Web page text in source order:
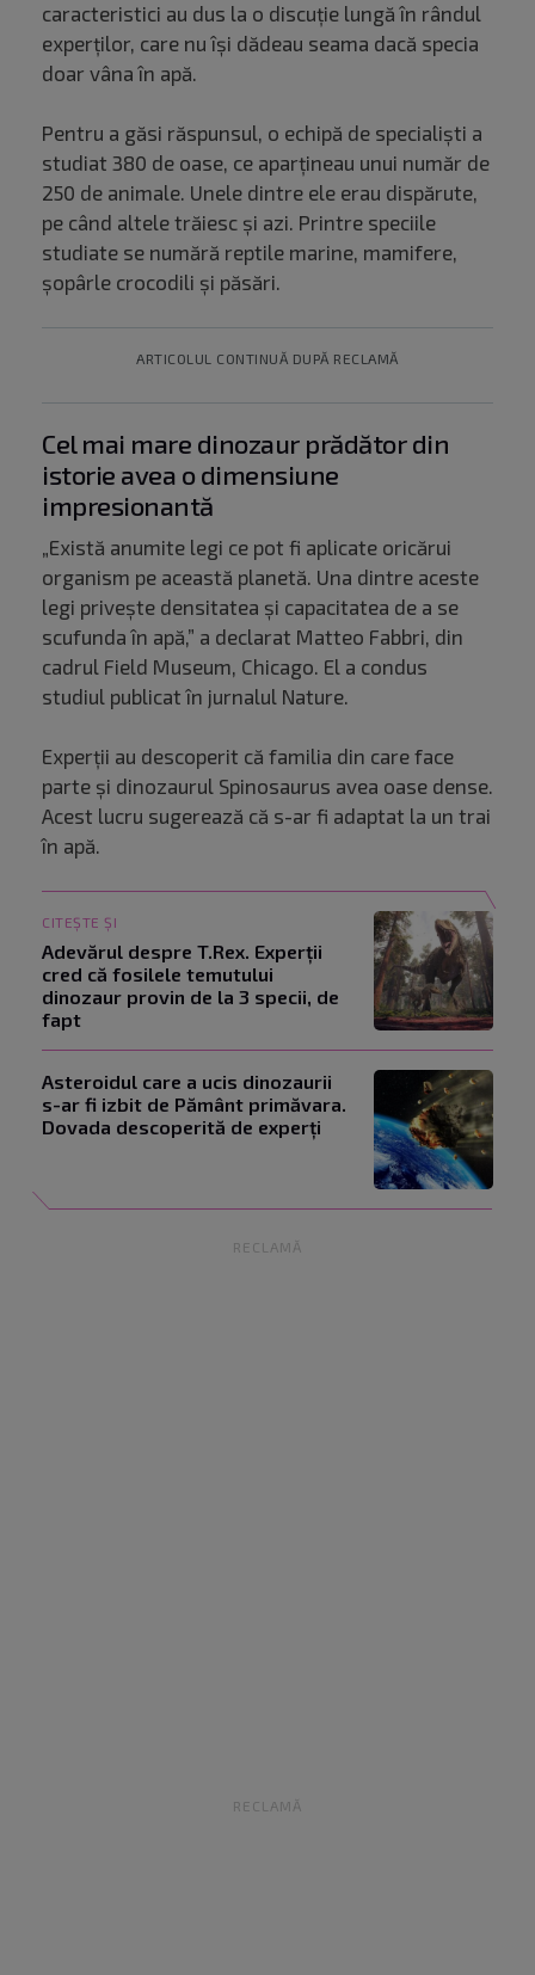
caracteristici au dus la o discuție lungă în rândul
experților, care nu își dădeau seama dacă specia
doar vâna în apă.
Pentru a găsi răspunsul, o echipă de specialiști a
studiat 380 de oase, ce aparțineau unui număr de
250 de animale. Unele dintre ele erau dispărute,
pe când altele trăiesc și azi. Printre speciile
studiate se numără reptile marine, mamifere,
șopârle crocodili și păsări.
ARTICOLUL CONTINUĂ DUPĂ RECLAMĂ
Cel mai mare dinozaur prădător din
istorie avea o dimensiune
impresionantă
„Există anumite legi ce pot fi aplicate oricărui
organism pe această planetă. Una dintre aceste
legi privește densitatea și capacitatea de a se
scufunda în apă,” a declarat Matteo Fabbri, din
cadrul Field Museum, Chicago. El a condus
studiul publicat în jurnalul Nature.
Experții au descoperit că familia din care face
parte și dinozaurul Spinosaurus avea oase dense.
Acest lucru sugerează că s-ar fi adaptat la un trai
în apă.
CITEȘTE ȘI
Adevărul despre T.Rex. Experții
cred că fosilele temutului
dinozaur provin de la 3 specii, de
fapt
Asteroidul care a ucis dinozaurii
s-ar fi izbit de Pământ primăvara.
Dovada descoperită de experți
RECLAMĂ
RECLAMĂ